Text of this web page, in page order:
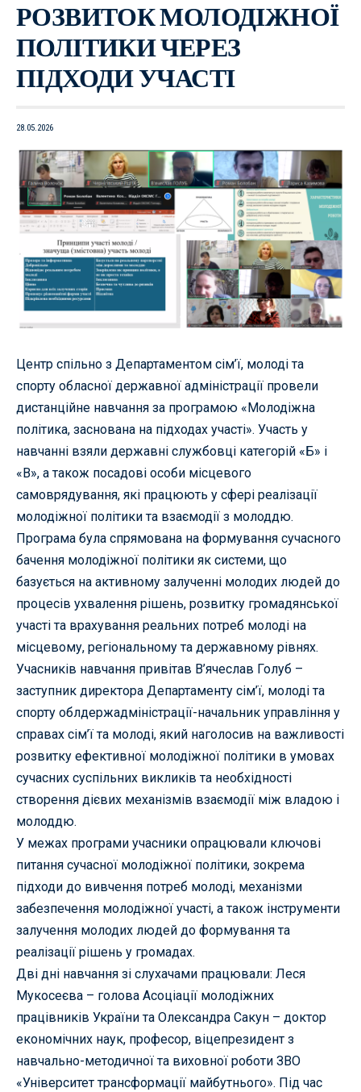
РОЗВИТОК МОЛОДІЖНОЇ
ПОЛІТИКИ ЧЕРЕЗ
ПІДХОДИ УЧАСТІ
28.05.2026
Центр спільно з Департаментом сім’ї, молоді та
спорту обласної державної адміністрації провели
дистанційне навчання за програмою «Молодіжна
політика, заснована на підходах участі». Участь у
навчанні взяли державні службовці категорій «Б» і
«В», а також посадові особи місцевого
самоврядування, які працюють у сфері реалізації
молодіжної політики та взаємодії з молоддю.
Програма була спрямована на формування сучасного
бачення молодіжної політики як системи, що
базується на активному залученні молодих людей до
процесів ухвалення рішень, розвитку громадянської
участі та врахування реальних потреб молоді на
місцевому, регіональному та державному рівнях.
Учасників навчання привітав В’ячеслав Голуб –
заступник директора Департаменту сім’ї, молоді та
спорту облдержадміністрації-начальник управління у
справах сім’ї та молоді, який наголосив на важливості
розвитку ефективної молодіжної політики в умовах
сучасних суспільних викликів та необхідності
створення дієвих механізмів взаємодії між владою і
молоддю.
У межах програми учасники опрацювали ключові
питання сучасної молодіжної політики, зокрема
підходи до вивчення потреб молоді, механізми
забезпечення молодіжної участі, а також інструменти
залучення молодих людей до формування та
реалізації рішень у громадах.
Дві дні навчання зі слухачами працювали: Леся
Мукосеєва – голова Асоціації молодіжних
працівників України та Олександра Сакун – доктор
економічних наук, професор, віцепрезидент з
навчально-методичної та виховної роботи ЗВО
«Університет трансформації майбутнього». Під час